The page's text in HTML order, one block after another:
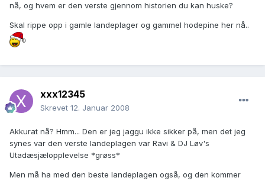
nå, og hvem er den verste gjennom historien du kan huske?
Skal rippe opp i gamle landeplager og gammel hodepine her nå..
xxx12345
Skrevet 12. Januar 2008
Akkurat nå? Hmm... Den er jeg jaggu ikke sikker på, men det jeg
synes var den verste landeplagen var Ravi & DJ Løv's
Utadæsjælopplevelse *grøss*
Men må ha med den beste landeplagen også, og den kommer